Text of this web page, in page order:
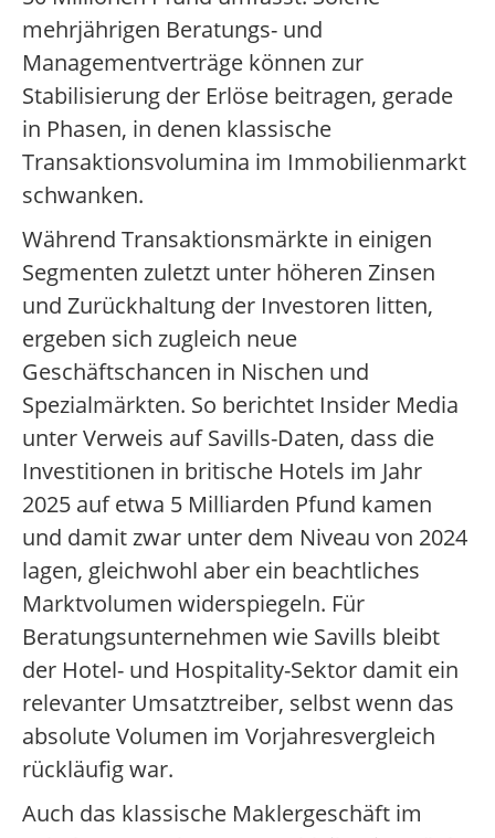
mehrjährigen Beratungs- und
Managementverträge können zur
Stabilisierung der Erlöse beitragen, gerade
in Phasen, in denen klassische
Transaktionsvolumina im Immobilienmarkt
schwanken.
Während Transaktionsmärkte in einigen
Segmenten zuletzt unter höheren Zinsen
und Zurückhaltung der Investoren litten,
ergeben sich zugleich neue
Geschäftschancen in Nischen und
Spezialmärkten. So berichtet Insider Media
unter Verweis auf Savills-Daten, dass die
Investitionen in britische Hotels im Jahr
2025 auf etwa 5 Milliarden Pfund kamen
und damit zwar unter dem Niveau von 2024
lagen, gleichwohl aber ein beachtliches
Marktvolumen widerspiegeln. Für
Beratungsunternehmen wie Savills bleibt
der Hotel- und Hospitality-Sektor damit ein
relevanter Umsatztreiber, selbst wenn das
absolute Volumen im Vorjahresvergleich
rückläufig war.
Auch das klassische Maklergeschäft im